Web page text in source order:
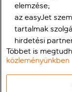
elemzése;
az easyJet
tartalmak
hirdetési
Többet is
közleményünkben